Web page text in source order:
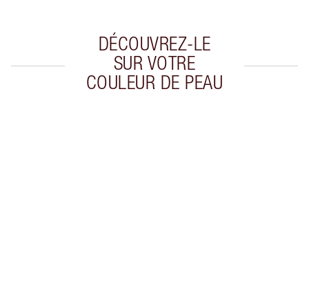
DÉCOUVREZ-LE
SUR VOTRE
COULEUR DE PEAU